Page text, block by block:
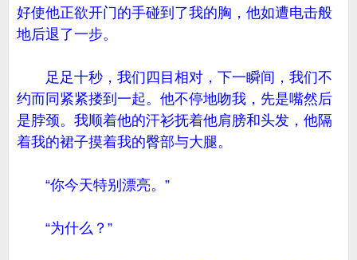
好使他正欲开门的手碰到了我的胸，他如遭电击般
地后退了一步。
足足十秒，我们四目相对，下一瞬间，我们不
约而同紧紧搂到一起。他不停地吻我，先是嘴然后
是脖颈。我顺着他的汗衫抚着他肩膀和头发，他隔
着我的裙子摸着我的臀部与大腿。
“你今天特别漂亮。”
“为什么？”